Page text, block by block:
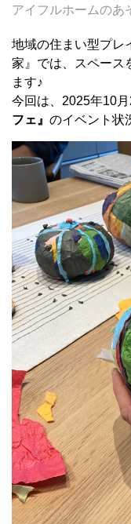
アイフルホームのあ
地域の住まい型プレ
家』では、スペース
ます♪
今回は、2025年10
フェ』 のイベント状